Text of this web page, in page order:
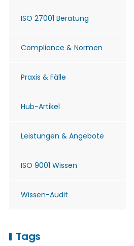
ISO 27001 Beratung
Compliance & Normen
Praxis & Fälle
Hub-Artikel
Leistungen & Angebote
ISO 9001 Wissen
Wissen-Audit
Tags